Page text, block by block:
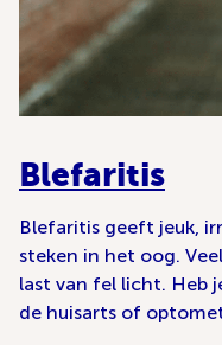
Blefaritis
Blefaritis geeft jeuk,
steken in het oog.
last van fel licht. Heb
de huisarts of